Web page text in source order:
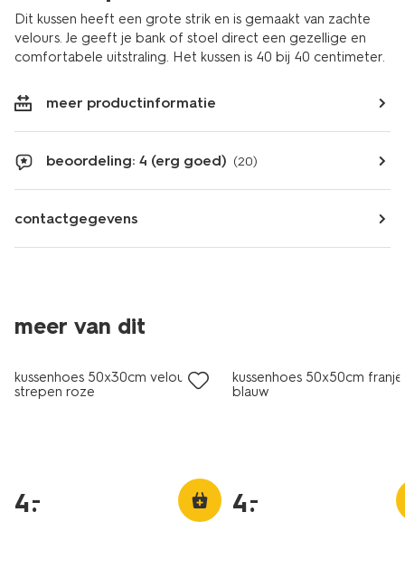
Dit kussen heeft een grote strik en is gemaakt van zachte
velours. Je geeft je bank of stoel direct een gezellige en
comfortabele uitstraling. Het kussen is 40 bij 40 centimeter.
meer productinformatie
beoordeling: 4 (erg goed) (20)
contactgegevens
meer van dit
laag geprijsd
kussenhoes 50x30cm velours
strepen roze
4.
–
kussenhoes 50x50cm
blauw
4.
–